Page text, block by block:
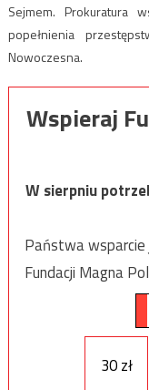
Sejmem. Prokuratura
popełnienia
Nowoczesna.
Wspieraj
W sierpniu
Państwa wsparcie
Fundacji Magna
30 zł